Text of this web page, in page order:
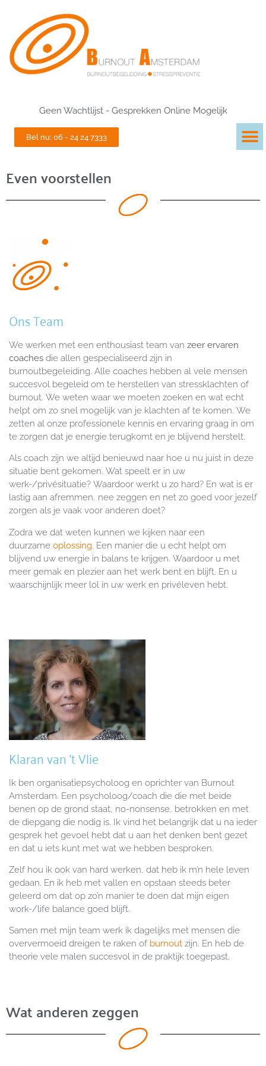
Geen Wachtlijst - Gesprekken Online Mogelijk
Bel nu: 06 - 24 24 7333
Even voorstellen
Ons Team
We werken met een enthousiast team van zeer ervaren
coaches die allen gespecialiseerd zijn in
burnoutbegeleiding. Alle coaches hebben al vele mensen
succesvol begeleid om te herstellen van stressklachten of
burnout. We weten waar we moeten zoeken en wat echt
helpt om zo snel mogelijk van je klachten af te komen. We
zetten al onze professionele kennis en ervaring graag in om
te zorgen dat je energie terugkomt en je blijvend herstelt.
Als coach zijn we altijd benieuwd naar hoe u nu juist in deze
situatie bent gekomen. Wat speelt er in uw
werk-/privésituatie? Waardoor werkt u zo hard? En wat is er
lastig aan afremmen, nee zeggen en net zo goed voor jezelf
zorgen als je vaak voor anderen doet?
Zodra we dat weten kunnen we kijken naar een
duurzame oplossing. Een manier die u echt helpt om
blijvend uw energie in balans te krijgen. Waardoor u met
meer gemak en plezier aan het werk bent en blijft. En u
waarschijnlijk meer lol in uw werk en privéleven hebt.
Klaran van 't Vlie
Ik ben organisatiepsycholoog en oprichter van Burnout
Amsterdam. Een psycholoog/coach die die met beide
benen op de grond staat, no-nonsense, betrokken en met
de diepgang die nodig is. Ik vind het belangrijk dat u na ieder
gesprek het gevoel hebt dat u aan het denken bent gezet
en dat u iets kunt met wat we hebben besproken.
Zelf hou ik ook van hard werken, dat heb ik m’n hele leven
gedaan. En ik heb met vallen en opstaan steeds beter
geleerd om dat op zo’n manier te doen dat mijn eigen
work-/life balance goed blijft.
Samen met mijn team werk ik dagelijks met mensen die
oververmoeid dreigen te raken of burnout zijn. En heb de
theorie vele malen succesvol in de praktijk toegepast.
Wat anderen zeggen